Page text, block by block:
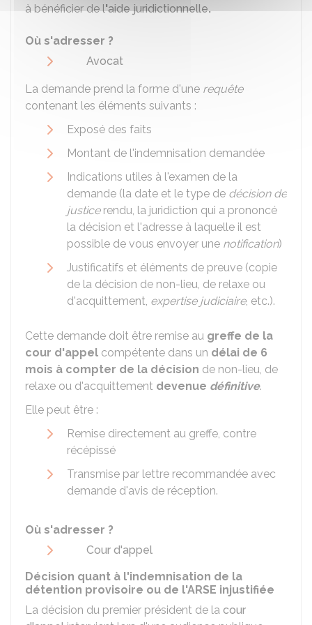
à bénéficier de l'aide juridictionnelle.
Où s'adresser ?
Avocat
La demande prend la forme d'une requête
contenant les éléments suivants :
Exposé des faits
Montant de l'indemnisation demandée
Indications utiles à l'examen de la
demande (la date et le type de décision de
justicerendu, la juridiction qui a prononcé
la décision et l'adresse à laquelle il est
possible de vous envoyer une notification)
Justificatifs et éléments de preuve (copie
de la décision de non-lieu, de relaxe ou
d'acquittement, expertise judiciaire, etc.).
Cette demande doit être remise au greffe de la
cour d'appel compétente dans un délai de 6
mois à compter de la décision de non-lieu, de
relaxe ou d'acquittement devenue définitive.
Elle peut être :
Remise directement au greffe, contre
récépissé
Transmise par lettre recommandée avec
demande d'avis de réception.
Où s'adresser ?
Cour d'appel
Décision quant à l'indemnisation de la
détention provisoire ou de l'ARSE injustifiée
La décision du premier président de la cour